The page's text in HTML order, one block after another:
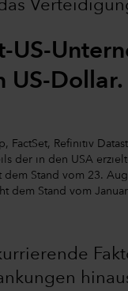
US-
US-Dollar.
FactSet, Refinitiv
der in den USA
dem Stand vom 23.
dem Stand vom